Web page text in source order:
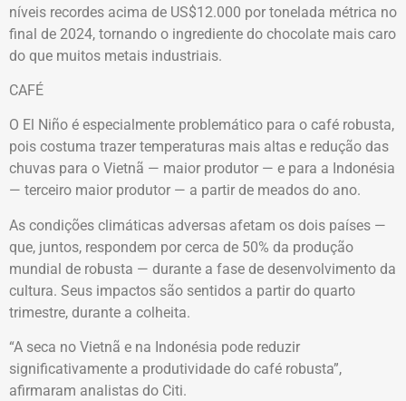
níveis recordes acima de US$12.000 por tonelada métrica no
final de 2024, tornando o ingrediente do chocolate mais caro
do que muitos metais industriais.
CAFÉ
O El Niño é especialmente problemático para o café robusta,
pois costuma trazer temperaturas mais altas e redução das
chuvas para o Vietnã — maior produtor — e para a Indonésia
— terceiro maior produtor — a partir de meados do ano.
As condições climáticas adversas afetam os dois países —
que, juntos, respondem por cerca de 50% da produção
mundial de robusta — durante a fase de desenvolvimento da
cultura. Seus impactos são sentidos a partir do quarto
trimestre, durante a colheita.
“A seca no Vietnã e na Indonésia pode reduzir
significativamente a produtividade do café robusta”,
afirmaram analistas do Citi.